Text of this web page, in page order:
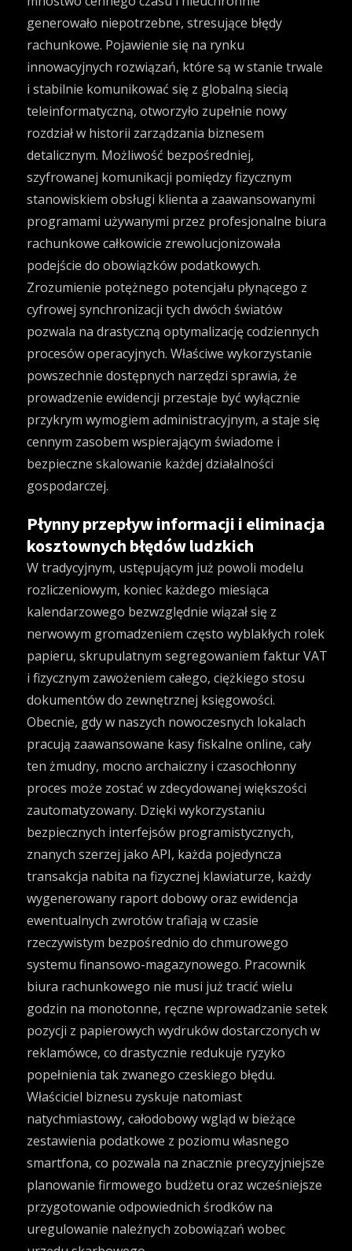
generowało niepotrzebne, stresujące błędy
rachunkowe. Pojawienie się na rynku
innowacyjnych rozwiązań, które są w stanie trwale
i stabilnie komunikować się z globalną siecią
teleinformatyczną, otworzyło zupełnie nowy
rozdział w historii zarządzania biznesem
detalicznym. Możliwość bezpośredniej,
szyfrowanej komunikacji pomiędzy fizycznym
stanowiskiem obsługi klienta a zaawansowanymi
programami używanymi przez profesjonalne biura
rachunkowe całkowicie zrewolucjonizowała
podejście do obowiązków podatkowych.
Zrozumienie potężnego potencjału płynącego z
cyfrowej synchronizacji tych dwóch światów
pozwala na drastyczną optymalizację codziennych
procesów operacyjnych. Właściwe wykorzystanie
powszechnie dostępnych narzędzi sprawia, że
prowadzenie ewidencji przestaje być wyłącznie
przykrym wymogiem administracyjnym, a staje się
cennym zasobem wspierającym świadome i
bezpieczne skalowanie każdej działalności
gospodarczej.
Płynny przepływ informacji i eliminacja
kosztownych błędów ludzkich
W tradycyjnym, ustępującym już powoli modelu
rozliczeniowym, koniec każdego miesiąca
kalendarzowego bezwzględnie wiązał się z
nerwowym gromadzeniem często wyblakłych rolek
papieru, skrupulatnym segregowaniem faktur VAT
i fizycznym zawożeniem całego, ciężkiego stosu
dokumentów do zewnętrznej księgowości.
Obecnie, gdy w naszych nowoczesnych lokalach
pracują zaawansowane kasy fiskalne online, cały
ten żmudny, mocno archaiczny i czasochłonny
proces może zostać w zdecydowanej większości
zautomatyzowany. Dzięki wykorzystaniu
bezpiecznych interfejsów programistycznych,
znanych szerzej jako API, każda pojedyncza
transakcja nabita na fizycznej klawiaturze, każdy
wygenerowany raport dobowy oraz ewidencja
ewentualnych zwrotów trafiają w czasie
rzeczywistym bezpośrednio do chmurowego
systemu finansowo-magazynowego. Pracownik
biura rachunkowego nie musi już tracić wielu
godzin na monotonne, ręczne wprowadzanie setek
pozycji z papierowych wydruków dostarczonych w
reklamówce, co drastycznie redukuje ryzyko
popełnienia tak zwanego czeskiego błędu.
Właściciel biznesu zyskuje natomiast
natychmiastowy, całodobowy wgląd w bieżące
zestawienia podatkowe z poziomu własnego
smartfona, co pozwala na znacznie precyzyjniejsze
planowanie firmowego budżetu oraz wcześniejsze
przygotowanie odpowiednich środków na
uregulowanie należnych zobowiązań wobec